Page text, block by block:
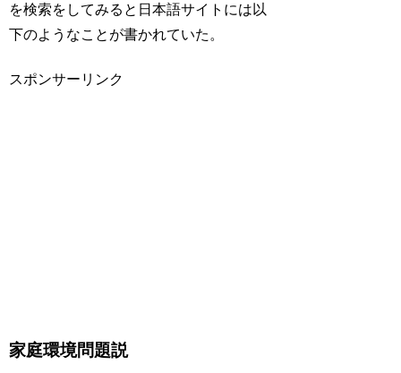
を検索をしてみると日本語サイトには以
下のようなことが書かれていた。
スポンサーリンク
家庭環境問題説